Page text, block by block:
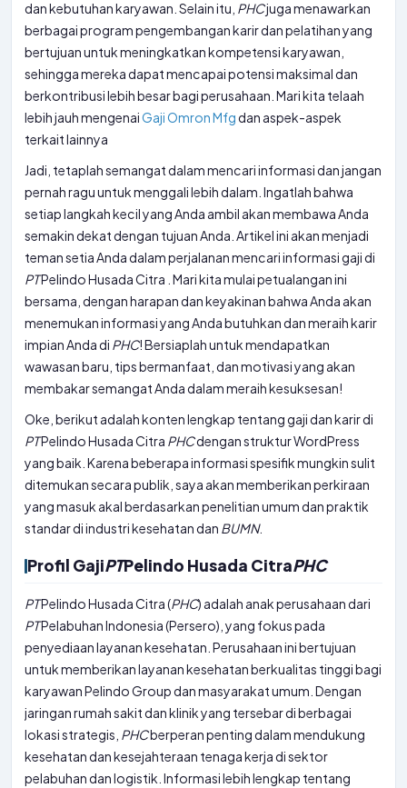
dan kebutuhan karyawan. Selain itu, PHCjuga menawarkan
berbagai program pengembangan karir dan pelatihan yang
bertujuan untuk meningkatkan kompetensi karyawan,
sehingga mereka dapat mencapai potensi maksimal dan
berkontribusi lebih besar bagi perusahaan. Mari kita telaah
lebih jauh mengenaiGaji Omron Mfgdan aspek-aspek
terkait lainnya
Jadi, tetaplah semangat dalam mencari informasi dan jangan
pernah ragu untuk menggali lebih dalam. Ingatlah bahwa
setiap langkah kecil yang Anda ambil akan membawa Anda
semakin dekat dengan tujuan Anda. Artikel ini akan menjadi
teman setia Anda dalam perjalanan mencari informasi gaji di
PTPelindo Husada Citra . Mari kita mulai petualangan ini
bersama, dengan harapan dan keyakinan bahwa Anda akan
menemukan informasi yang Anda butuhkan dan meraih karir
impian Anda di PHC! Bersiaplah untuk mendapatkan
wawasan baru, tips bermanfaat, dan motivasi yang akan
membakar semangat Anda dalam meraih kesuksesan!
Oke, berikut adalah konten lengkap tentang gaji dan karir di
PTPelindo Husada Citra PHCdengan struktur WordPress
yang baik. Karena beberapa informasi spesifik mungkin sulit
ditemukan secara publik, saya akan memberikan perkiraan
yang masuk akal berdasarkan penelitian umum dan praktik
standar di industri kesehatan dan BUMN.
Profil GajiPTPelindo Husada CitraPHC
PTPelindo Husada Citra (PHC) adalah anak perusahaan dari
PTPelabuhan Indonesia (Persero), yang fokus pada
penyediaan layanan kesehatan. Perusahaan ini bertujuan
untuk memberikan layanan kesehatan berkualitas tinggi bagi
karyawan Pelindo Group dan masyarakat umum. Dengan
jaringan rumah sakit dan klinik yang tersebar di berbagai
lokasi strategis, PHCberperan penting dalam mendukung
kesehatan dan kesejahteraan tenaga kerja di sektor
pelabuhan dan logistik. Informasi lebih lengkap tentang